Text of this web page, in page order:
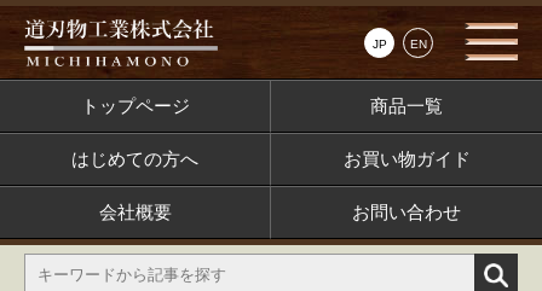
JP EN
トップページ 商品一覧
はじめての方へ お買い物ガイド
会社概要 お問い合わせ